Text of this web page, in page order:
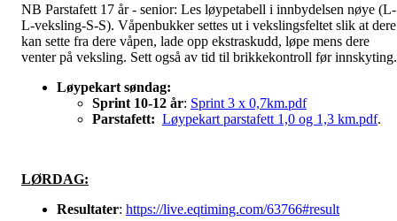
NB Parstafett 17 år - senior: Les løypetabell i innbydelsen nøye (L-
L-veksling-S-S). Våpenbukker settes ut i vekslingsfeltet slik at dere
kan sette fra dere våpen, lade opp ekstraskudd, løpe mens dere
venter på veksling. Sett også av tid til brikkekontroll før
Løypekart søndag:
Sprint 10-12 år: Sprint 3 x 0,7km.pdf
Parstafett: Løypekart parstafett 1,0 og 1,3 km.pdf.
LØRDAG:
Resultater: https://live.eqtiming.com/63766#result